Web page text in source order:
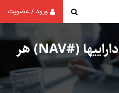
ورود/عضویت
بررسی خالص ارزش داراییها (#NAV) هر